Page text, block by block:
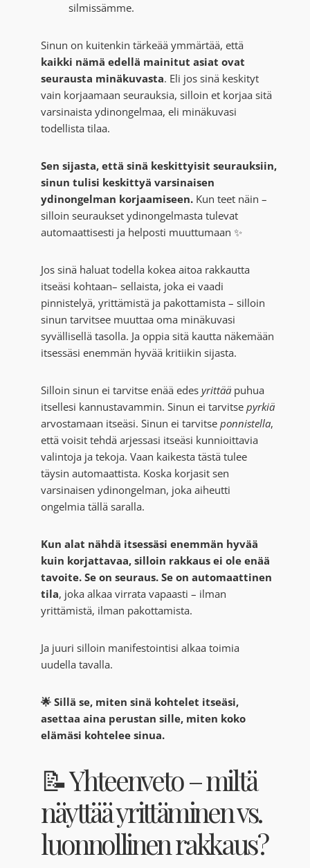
silmissämme.
Sinun on kuitenkin tärkeää ymmärtää, että
kaikki nämä edellä mainitut asiat ovat
seurausta minäkuvasta. Eli jos sinä keskityt
vain korjaamaan seurauksia, silloin et korjaa sitä
varsinaista ydinongelmaa, eli minäkuvasi
todellista tilaa.
Sen sijasta, että sinä keskittyisit seurauksiin,
sinun tulisi keskittyä varsinaisen
ydinongelman korjaamiseen. Kun teet näin –
silloin seuraukset ydinongelmasta tulevat
automaattisesti ja helposti muuttumaan ✨
Jos sinä haluat todella kokea aitoa rakkautta
itseäsi kohtaan– sellaista, joka ei vaadi
pinnistelyä, yrittämistä ja pakottamista – silloin
sinun tarvitsee muuttaa oma minäkuvasi
syvällisellä tasolla. Ja oppia sitä kautta näkemään
itsessäsi enemmän hyvää kritiikin sijasta.
Silloin sinun ei tarvitse enää edesyrittää puhua
itsellesi kannustavammin. Sinun ei tarvitsepyrkiä
arvostamaan itseäsi. Sinun ei tarvitseponnistella,
että voisit tehdä arjessasi itseäsi kunnioittavia
valintoja ja tekoja. Vaan kaikesta tästä tulee
täysin automaattista. Koska korjasit sen
varsinaisen ydinongelman, joka aiheutti
ongelmia tällä saralla.
Kun alat nähdä itsessäsi enemmän hyvää
kuin korjattavaa, silloin rakkaus ei ole enää
tavoite. Se on seuraus. Se on automaattinen
tila, joka alkaa virrata vapaasti – ilman
yrittämistä, ilman pakottamista.
Ja juuri silloin manifestointisi alkaa toimia
uudella tavalla.
🌟 Sillä se, miten sinä kohtelet itseäsi,
asettaa aina perustan sille, miten koko
elämäsi kohtelee sinua.
📝 Yhteenveto – miltä
näyttää yrittäminen vs.
luonnollinen rakkaus?